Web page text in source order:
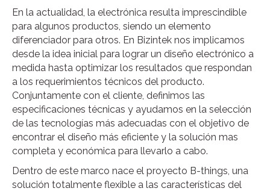
En la actualidad, la electrónica resulta imprescindible
para algunos productos, siendo un elemento
diferenciador para otros. En Bizintek nos implicamos
desde la idea inicial para lograr un diseño electrónico a
medida hasta optimizar los resultados que respondan
a los requerimientos técnicos del producto.
Conjuntamente con el cliente, definimos las
especificaciones técnicas y ayudamos en la selección
de las tecnologías más adecuadas con el objetivo de
encontrar el diseño más eficiente y la solución mas
completa y económica para llevarlo a cabo.
Dentro de este marco nace el proyecto B-things, una
solución totalmente flexible a las características del